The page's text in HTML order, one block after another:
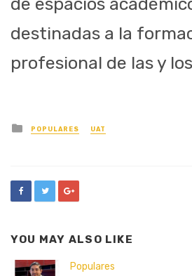
de espacios
destinadas a la
profesional de las y
Posted
in
POPULARES UAT
YOU MAY ALSO LIKE
Populares